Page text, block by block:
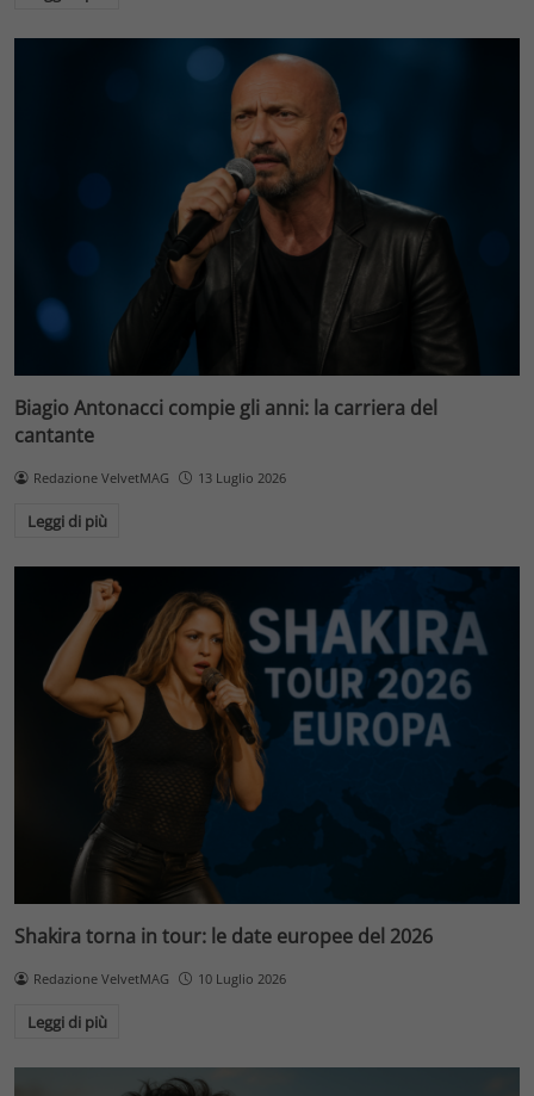
Biagio Antonacci compie gli anni: la carriera del
cantante
Redazione VelvetMAG 13 Luglio 2026
Leggi di più
Shakira torna in tour: le date europee del 2026
Redazione VelvetMAG 10 Luglio 2026
Leggi di più